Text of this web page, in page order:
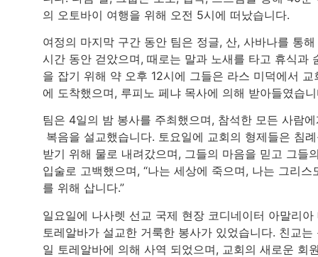
의 오토바이 여행을 위해 오전 5시에 떠났습니다.
여정의 마지막 구간 동안 팀은 정글, 산, 사바나를 통
시간 동안 걷았으며, 때로는 말과 노새를 타고 휴식과
을 잡기 위해 약 오후 12시에 그들은 라스 미덕에서 교
에 도착했으며, 루피노 페냐 목사에 의해 받아들였습
팀은 4일의 밤 봉사를 주최했으며, 참석한 모든 사람
복음을 설교했습니다. 토요일에 교회의 형제들은 침
받기 위해 물로 내려갔으며, 그들의 마음을 믿고 그들
입술로 고백했으며, “나는 세상에 죽으며, 나는 그리스
를 위해 삽니다.”
일요일에 나사렛 선교 국제 현장 코디네이터 아말리아
토레알바가 설교한 거룩한 봉사가 있었습니다. 친교는
일 토레알바에 의해 사역 되었으며, 교회의 새로운 회